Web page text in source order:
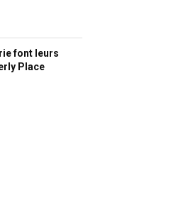
font leurs
Place